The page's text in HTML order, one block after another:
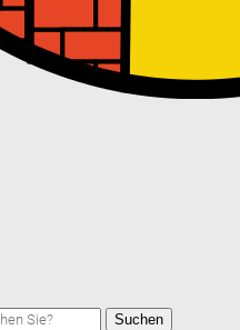
Suchen